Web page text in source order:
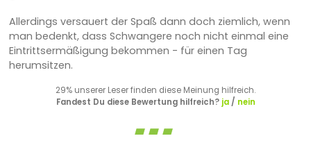
Allerdings versauert der Spaß dann doch ziemlich, wenn
man bedenkt, dass Schwangere noch nicht einmal eine
Eintrittsermäßigung bekommen - für einen Tag
herumsitzen.
29% unserer Leser finden diese Meinung hilfreich.
Fandest Du diese Bewertung hilfreich? ja/ nein